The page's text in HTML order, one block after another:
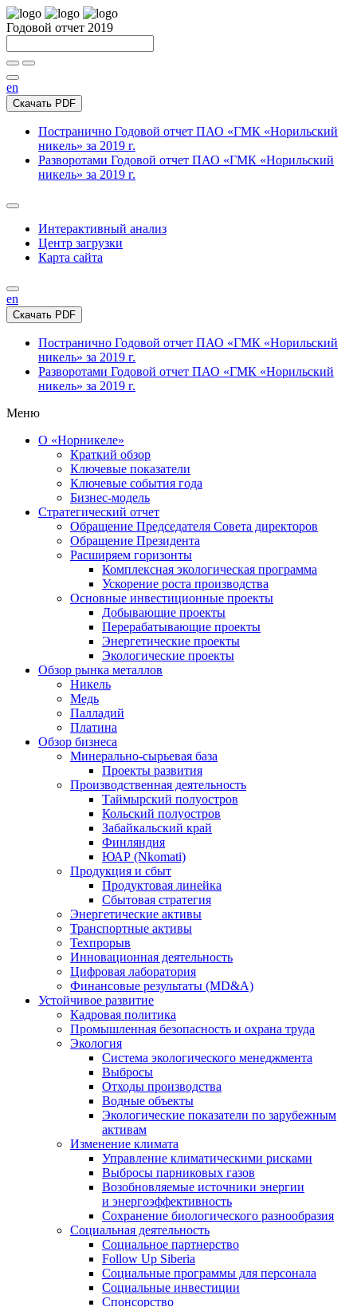
Годовой отчет 2019
en
Скачать PDF
Постранично Годовой отчет ПАО «ГМК «Норильский
никель» за 2019 г.
Разворотами Годовой отчет ПАО «ГМК «Норильский
никель» за 2019 г.
Интерактивный анализ
Центр загрузки
Карта сайта
en
Скачать PDF
Постранично Годовой отчет ПАО «ГМК «Норильский
никель» за 2019 г.
Разворотами Годовой отчет ПАО «ГМК «Норильский
никель» за 2019 г.
Меню
О «Норникеле»
Краткий обзор
Ключевые показатели
Ключевые события года
Бизнес-модель
Стратегический отчет
Обращение Председателя Совета директоров
Обращение Президента
Расширяем горизонты
Комплексная экологическая программа
Ускорение роста производства
Основные инвестиционные проекты
Добывающие проекты
Перерабатывающие проекты
Энергетические проекты
Экологические проекты
Обзор рынка металлов
Никель
Медь
Палладий
Платина
Обзор бизнеса
Минерально-сырьевая база
Проекты развития
Производственная деятельность
Таймырский полуостров
Кольский полуостров
Забайкальский край
Финляндия
ЮАР (Nkomati)
Продукция и сбыт
Продуктовая линейка
Сбытовая стратегия
Энергетические активы
Транспортные активы
Техпрорыв
Инновационная деятельность
Цифровая лаборатория
Финансовые результаты (MD&A)
Устойчивое развитие
Кадровая политика
Промышленная безопасность и охрана труда
Экология
Система экологического менеджмента
Выбросы
Отходы производства
Водные объекты
Экологические показатели по зарубежным
активам
Изменение климата
Управление климатическими рисками
Выбросы парниковых газов
Возобновляемые источники энергии
и энергоэффективность
Сохранение биологического разнообразия
Социальная деятельность
Социальное партнерство
Follow Up Siberia
Социальные программы для персонала
Социальные инвестиции
Спонсорство